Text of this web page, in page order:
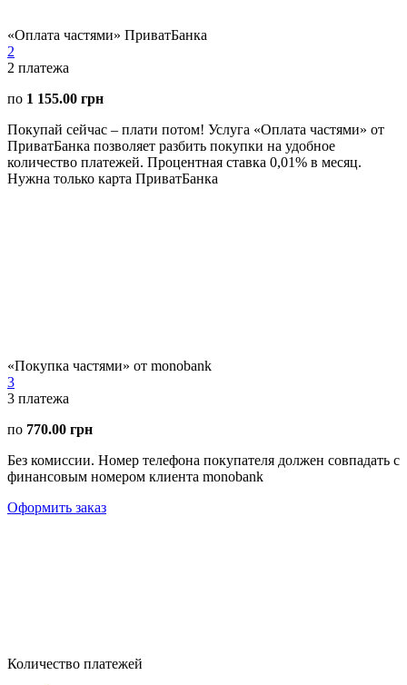
«Оплата частями» ПриватБанка
2
2 платежа
по 1 155.00 грн
Покупай сейчас – плати потом! Услуга «Оплата частями» от
ПриватБанка позволяет разбить покупки на удобное
количество платежей. Процентная ставка 0,01% в месяц.
Нужна только карта ПриватБанка
«Покупка частями» от monobank
3
3 платежа
по 770.00 грн
Без комиссии. Номер телефона покупателя должен совпадать с
финансовым номером клиента monobank
Оформить заказ
Количество платежей